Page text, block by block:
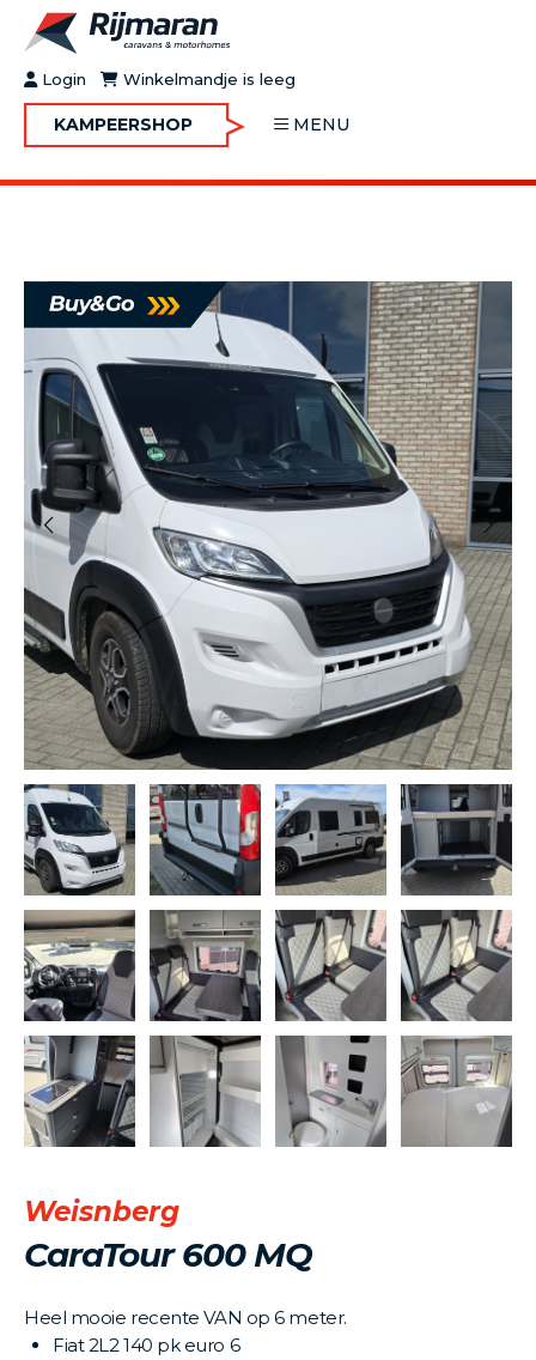
Login Winkelmandje is leeg
KAMPEERSHOP MENU
OVER RIJMARAN
FAQ
CONTACT
MOTORHOMES
CARAVANS
MOTORHOMES IN VERHUUR
ONDERHOUD
Vorige Volgende
Weisnberg
CaraTour 600 MQ
Heel mooie recente VAN op 6 meter.
Fiat 2L2 140 pk euro 6